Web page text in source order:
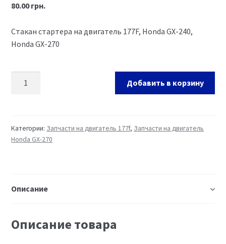
80.00грн.
Стакан стартера на двигатель 177F, Honda GX-240,
Honda GX-270
Добавить в корзину
Категории: Запчасти на двигатель 177f, Запчасти на двигатель
Honda GX-270
Описание
Описание товара